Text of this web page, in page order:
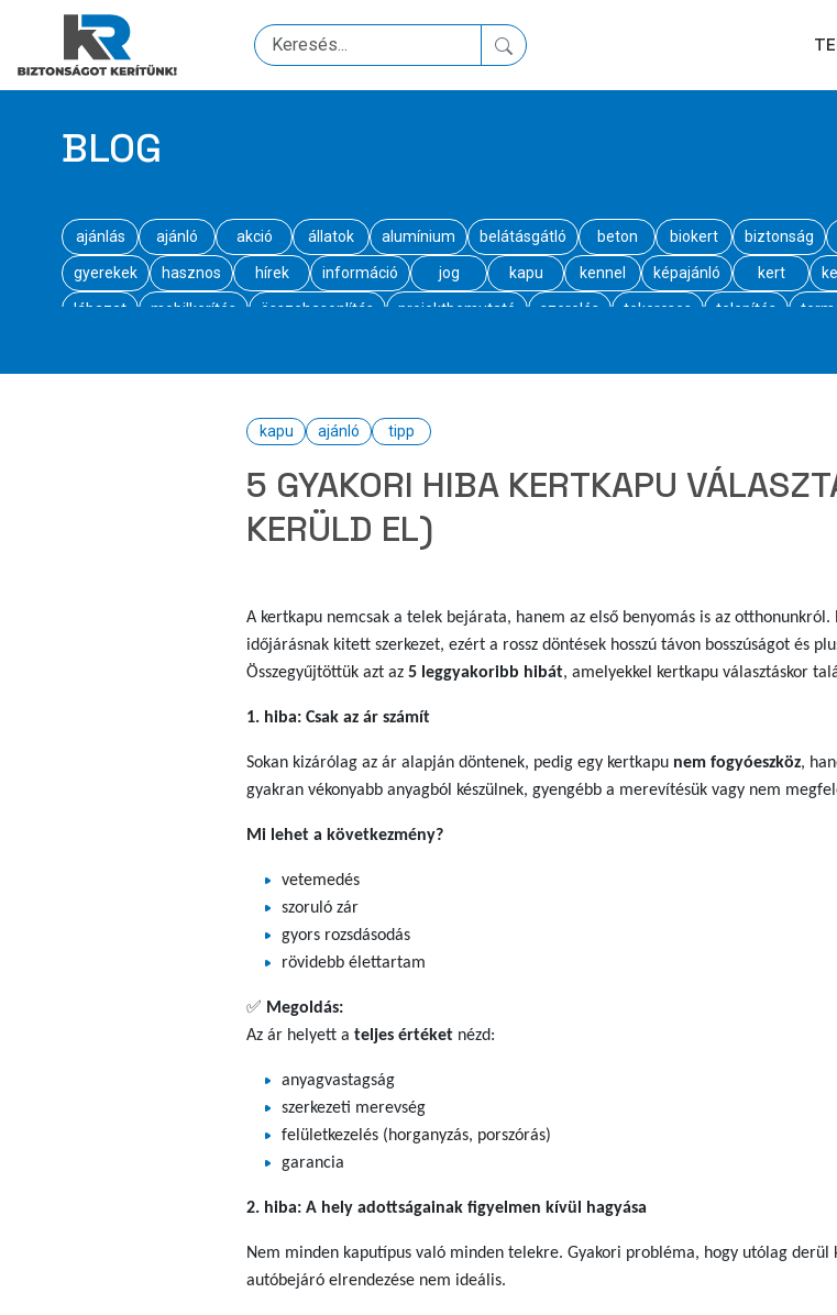
BLOG
ajánlás ajánló akció állatok alumínium belátásgátló beton biokert biztonság
gyerekek hasznos hírek információ jog kapu kennel képajánló kert
lábazat mobilkerítés összehasonlítás projektbemutató szerelés tekercses telepítés
kapu ajánló tipp
5 GYAKORI HIBA KERTKAPU
KERÜLD EL)
A kertkapu nemcsak a telek bejárata, hanem az első benyomás is az
időjárásnak kitett szerkezet, ezért a rossz döntések hosszú távon bosszúságot és
Összegyűjtöttük azt az 5 leggyakoribb hibát, amelyekkel kertkapu választáskor
1. hiba: Csak az ár számít
Sokan kizárólag az ár alapján döntenek, pedig egy kertkapu nem fogyóeszköz,
gyakran vékonyabb anyagból készülnek, gyengébb a merevítésük vagy nem
Mi lehet a következmény?
vetemedés
szoruló zár
gyors rozsdásodás
rövidebb élettartam
✅ Megoldás:
Az ár helyett a teljes értéket nézd:
anyagvastagság
szerkezeti merevség
felületkezelés (horganyzás, porszórás)
garancia
2. hiba: A hely adottságainak figyelmen kívül hagyása
Nem minden kaputípus való minden telekre. Gyakori probléma, hogy utólag derül
autóbejáró elrendezése nem ideális.